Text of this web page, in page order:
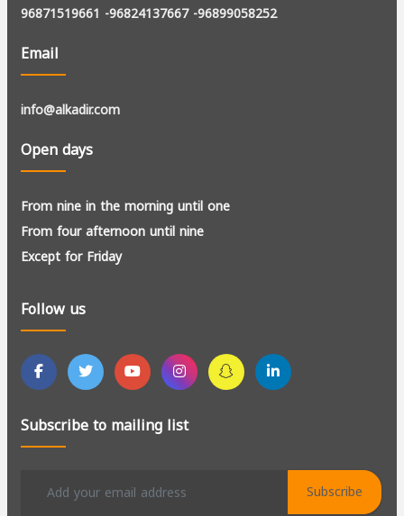
96871519661 -96824137667 -96899058252
Email
info@alkadir.com
Open days
From nine in the morning until one
From four afternoon until nine
Except for Friday
Follow us
Subscribe to mailing list
Subscribe